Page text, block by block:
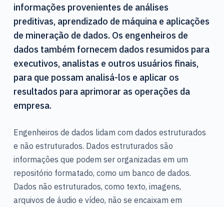
informações provenientes de análises
preditivas, aprendizado de máquina e aplicações
de mineração de dados. Os engenheiros de
dados também fornecem dados resumidos para
executivos, analistas e outros usuários finais,
para que possam analisá-los e aplicar os
resultados para aprimorar as operações da
empresa.
Engenheiros de dados lidam com dados estruturados
e não estruturados. Dados estruturados são
informações que podem ser organizadas em um
repositório formatado, como um banco de dados.
Dados não estruturados, como texto, imagens,
arquivos de áudio e vídeo, não se encaixam em